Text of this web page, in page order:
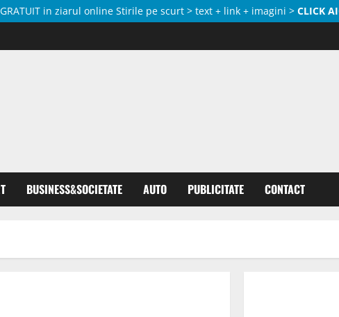
in ziarul online Stirile pe scurt > text + link + imagini > CLICK
BUSINESS&SOCIETATE AUTO PUBLICITATE CONTACT